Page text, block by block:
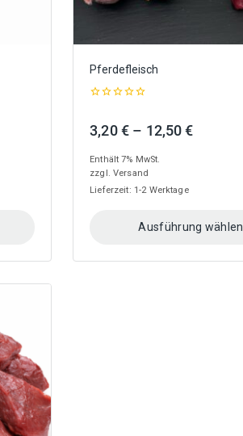
Pferdefleisch
of
3,20€ – 12,50€
Enthält 7% MwSt.
zzgl.Versand
Lieferzeit: 1-2 Werktage
Ausführung wählen